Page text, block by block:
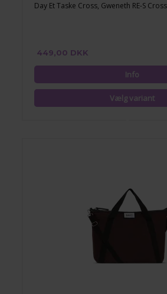
Day Et Taske Cross, Gweneth RE-S
449,00 DKK